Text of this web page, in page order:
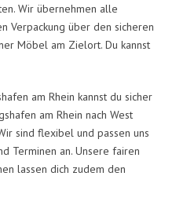
Wir übernehmen alle
Verpackung über den sicheren
Möbel am Zielort. Du kannst
am Rhein kannst du sicher
am Rhein nach West
sind flexibel und passen uns
Terminen an. Unsere fairen
lassen dich zudem den